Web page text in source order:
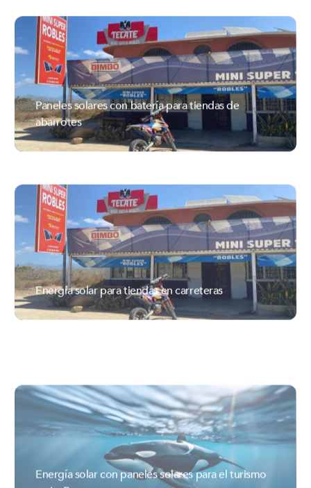
Paneles solares con batería para tiendas de
abarrotes
ILUMEXICO
Energía solar para tiendas en carreteras
ILUMEXICO
Energía solar con paneles solares para el turismo
en La Paz